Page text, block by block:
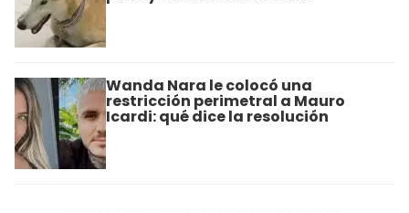
Wanda Nara le colocó una
restricción perimetral a Mauro
Icardi: qué dice la resolución